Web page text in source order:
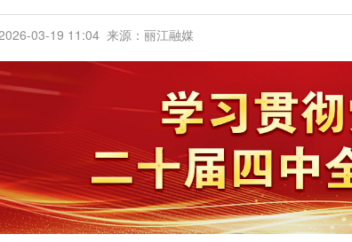
03-19 11:04 来源：丽江融媒